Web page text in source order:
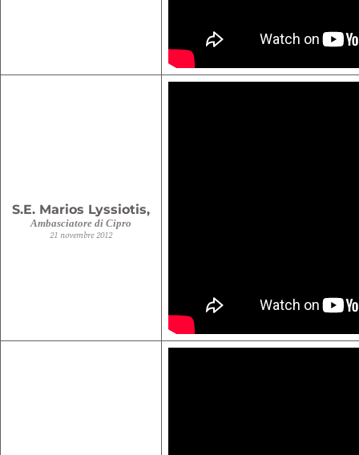
S.E. Marios Lyssiotis,
Ambasciatore di Cipro
21 novembre 2012